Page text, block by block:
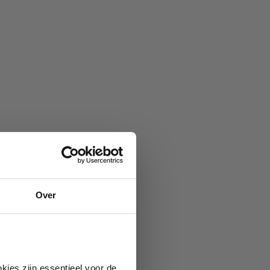
Over
zijn essentieel voor de